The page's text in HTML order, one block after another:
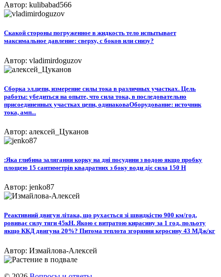
Автор: kulibabad566
Скакой стороны погруженное в жидкость тело испытывает
максимальное давление: сверху, с боков или снизу?
Автор: vladimirdoguzov
Сборка эл.цепи, измерение силы тока в различных участках. Цель
работы: убедиться на опыте, что сила тока, в последовательно
присоединенных участках цепи, одинаковаОборудование: источник
тока, амп...
Автор: алексей_Цуканов
:Яка глибина залягання корку на дні посудини з водою якщо пробку
площею 15 сантиметрів квадратних з боку води діє сила 150 H
Автор: jenko87
Реактивний двигун літака, що рухається зі швидкістю 900 км/год,
ровиває силу тяги 45кН. Якою є витратою кирасину за 1 год, польоту
якщо ККД двигуна 20%? Питома теплота згоряння керосину 43 МДж/кг
Автор: Измайлова-Алексей